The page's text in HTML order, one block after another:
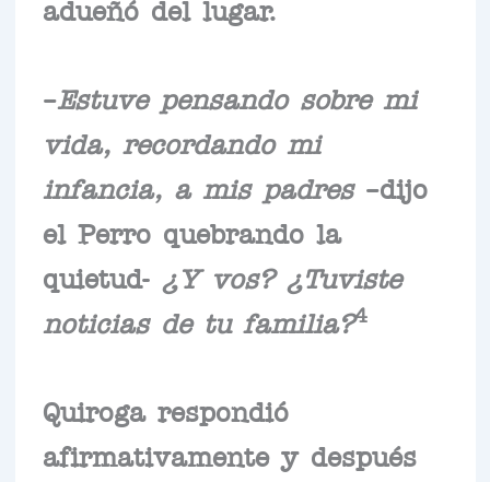
adueñó del lugar.
– Estuve pensando sobre mi
vida, recordando mi
infancia, a mis padres–dijo
el Perro quebrando la
quietud- ¿Y vos? ¿Tuviste
noticias de tu familia?
4
Quiroga respondió
afirmativamente y después